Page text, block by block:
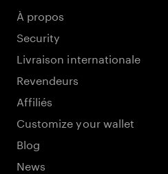
À propos
Security
Livraison internationale
Revendeurs
Affiliés
Customize your wallet
Blog
News